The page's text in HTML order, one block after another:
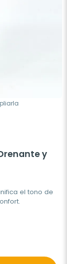
y
el tono de